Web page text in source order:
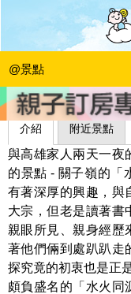
@景點
水火同源
藍子兄弟
介紹 附近景點
與高雄家人兩天一夜
的景點 - 關子嶺的「
有著深厚的興趣，與
大宗，但老是讀著書
親眼所見、親身經歷
著他們倆到處趴趴走
探究竟的初衷也是正
頗負盛名的「水火同